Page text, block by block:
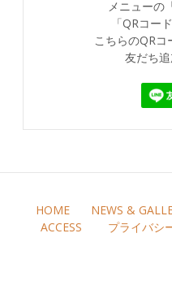
メニューの
「QRコー
こちらのQRコ
友だち追
HOME NEWS &
ACCESS
プライバシ